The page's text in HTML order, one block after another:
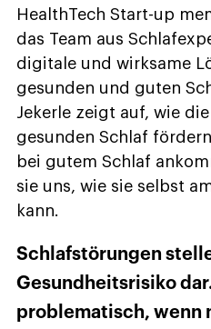
HealthTech Start-up
das Team aus
digitale und wirksame
gesunden und guten
Jekerle zeigt auf, wie
gesunden Schlaf
bei gutem Schlaf
sie uns, wie sie selbst
kann.
Schlafstörungen
Gesundheitsrisiko
problematisch, wenn